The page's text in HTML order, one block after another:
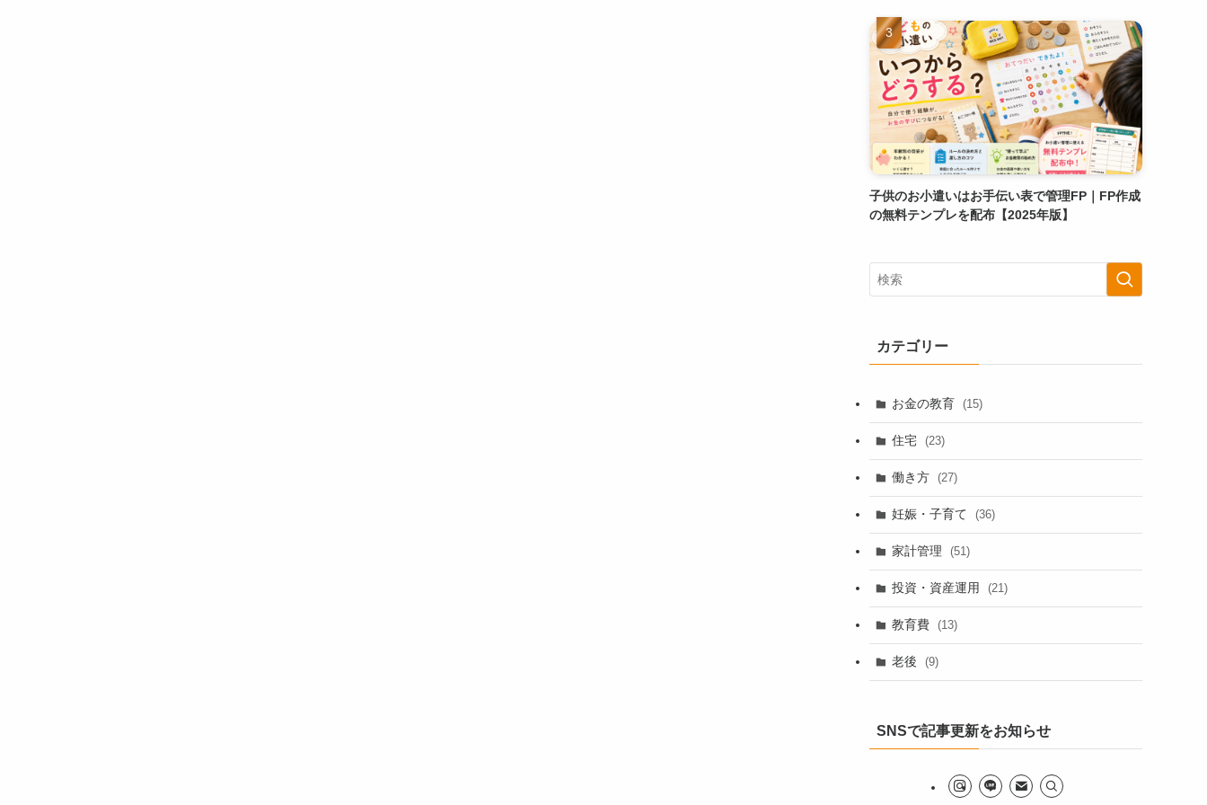
子供のお小遣いはお手伝い表で管理FP｜FP作成
の無料テンプレを配布【2025年版】
カテゴリー
お金の教育 (15)
住宅 (23)
働き方 (27)
妊娠・子育て (36)
家計管理 (51)
投資・資産運用 (21)
教育費 (13)
老後 (9)
SNSで記事更新をお知らせ